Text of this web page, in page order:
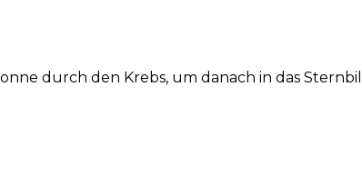
durch den Krebs, um danach in das